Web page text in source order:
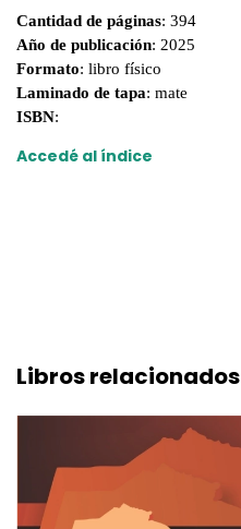
Cantidad de páginas: 394
Año de publicación: 2025
Formato: libro físico
Laminado de tapa: mate
ISBN:
Accedé al índice
Libros relacionados